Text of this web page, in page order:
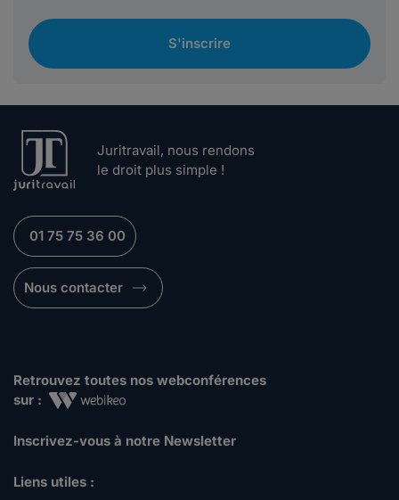
S'inscrire
Juritravail, nous rendons
le droit plus simple !
01 75 75 36 00
Nous contacter
Retrouvez toutes nos webconférences
sur :
Inscrivez-vous à notre Newsletter
Liens utiles :